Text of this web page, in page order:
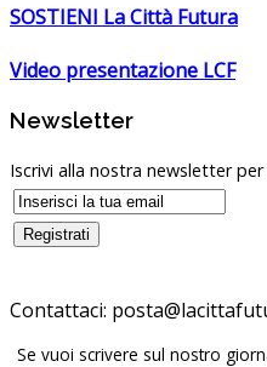
SOSTIENI La Città Futura
Video presentazione LCF
Newsletter
Iscrivi alla nostra newsletter
Contattaci:
Se vuoi scrivere sul nostro